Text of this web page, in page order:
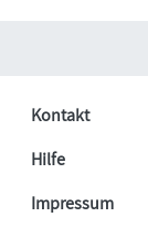
Kontakt
Hilfe
Impressum